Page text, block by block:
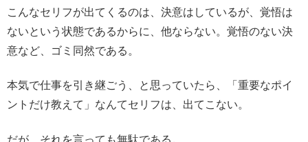
こんなセリフが出てくるのは、決意はしているが、覚悟は
ないという状態であるからに、他ならない。覚悟のない決
意など、ゴミ同然である。
本気で仕事を引き継ごう、と思っていたら、「重要なポイ
ントだけ教えて」なんてセリフは、出てこない。
だが、それを言っても無駄である。